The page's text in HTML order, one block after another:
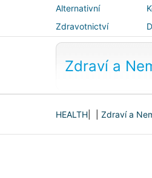
Alternativní
medicína
Zdravotnictví
Zdraví a
HEALTH Zdraví a